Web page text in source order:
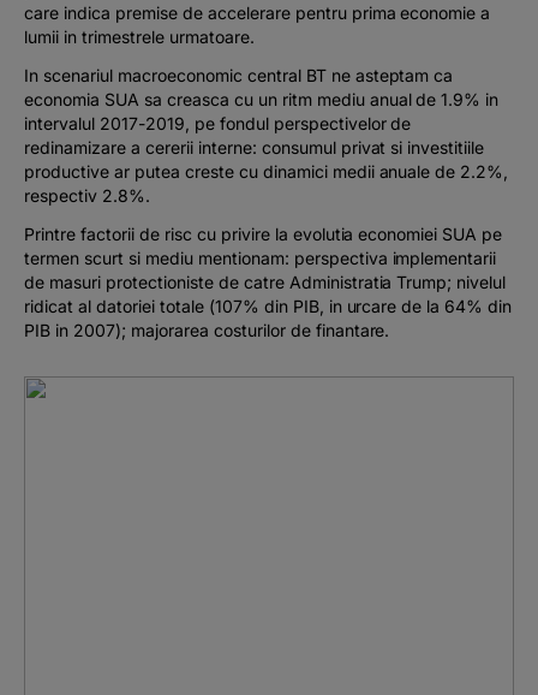
care indica premise de accelerare pentru prima economie a
lumii in trimestrele urmatoare.
In scenariul macroeconomic central BT ne asteptam ca
economia SUA sa creasca cu un ritm mediu anual de 1.9% in
intervalul 2017-2019, pe fondul perspectivelor de
redinamizare a cererii interne: consumul privat si investitiile
productive ar putea creste cu dinamici medii anuale de 2.2%,
respectiv 2.8%.
Printre factorii de risc cu privire la evolutia economiei SUA pe
termen scurt si mediu mentionam: perspectiva implementarii
de masuri protectioniste de catre Administratia Trump; nivelul
ridicat al datoriei totale (107% din PIB, in urcare de la 64% din
PIB in 2007); majorarea costurilor de finantare.